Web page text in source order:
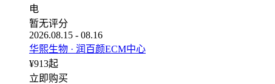
电
暂无评分
2026.08.15 - 08.16
华熙生物 · 润百颜ECM中心
¥913起
立即购买